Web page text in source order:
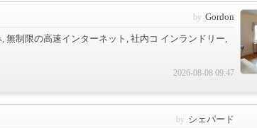
Gordon
無制限の高速インターネット, 社内コ インランドリー,
2026-08-08 09:47
シェパード